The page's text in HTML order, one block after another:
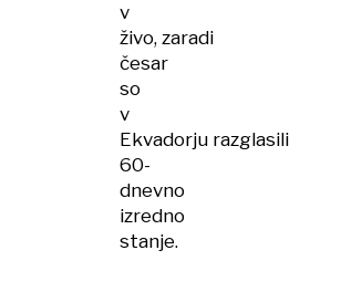
v
živo, zaradi
česar
so
v
Ekvadorju razglasili
60-
dnevno
izredno
stanje.